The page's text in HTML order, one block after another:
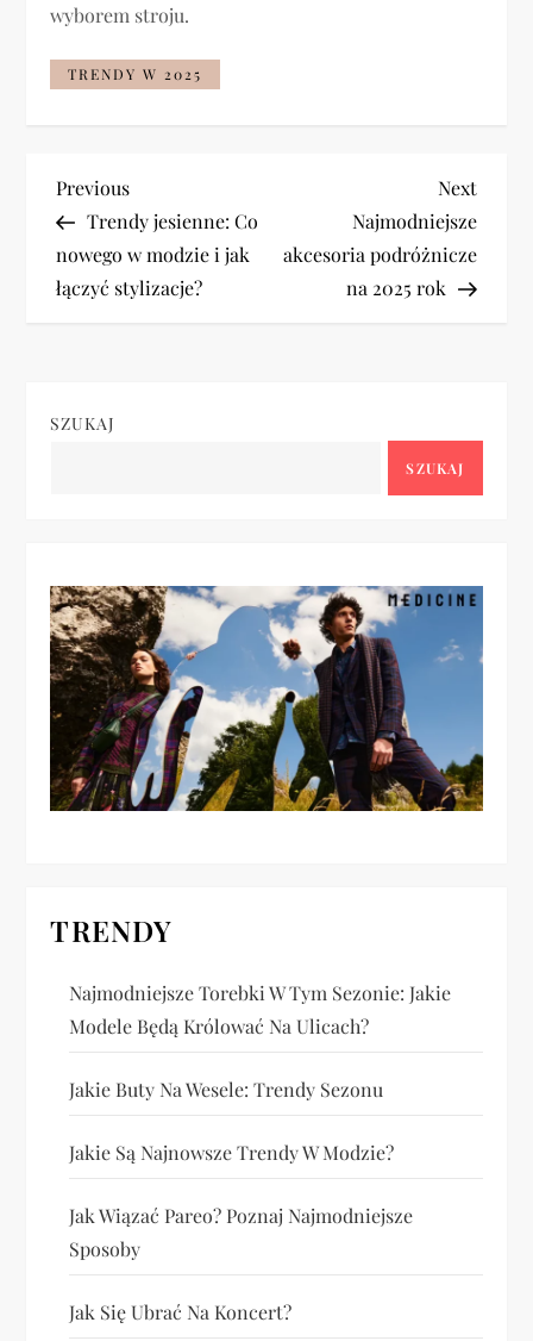
wyborem stroju.
TRENDY W 2025
N
a
w
g
j
a
w
p
i
u
Previous
Post
Previous
Trendy jesienne: Co
nowego w modzie i jak
łączyć stylizacje?
Next
Post
Next
Najmodniejsze
akcesoria podróżnicze
na 2025 rok
SZUKAJ
SZUKAJ
TRENDY
Najmodniejsze Torebki W Tym Sezonie: Jakie
Modele Będą Królować Na Ulicach?
Jakie Buty Na Wesele: Trendy Sezonu
Jakie Są Najnowsze Trendy W Modzie?
Jak Wiązać Pareo? Poznaj Najmodniejsze
Sposoby
Jak Się Ubrać Na Koncert?